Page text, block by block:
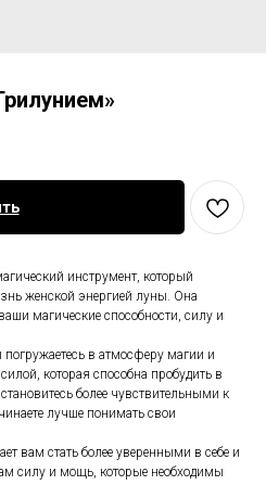
инструмент, который
женской энергией луны. Она
магические способности, силу и
в атмосферу магии и
которая способна пробудить в
более чувствительными к
лучше понимать свои
вам стать более уверенными в себе и
силу и мощь, которые необходимы